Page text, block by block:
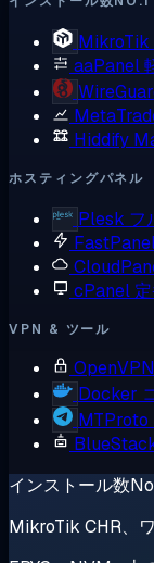
MikroTik
aaPanel
Hiddify
ホスティングパネル
Plesk フ
cPanel
VPN & ツール
Docker
MTProto
インストール数
MikroTik CHR、